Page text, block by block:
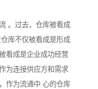
。过去，仓库被看成
库不仅被看成是形成
看成是企业成功经营
为连接供应方和需求
作为流通中 心的仓库